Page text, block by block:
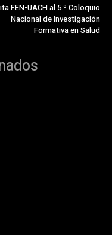
FEN-UACH al 5.º Coloquio
Nacional de Investigación
Formativa en Salud